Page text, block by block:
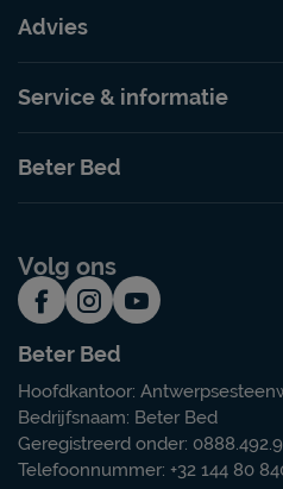
Advies
Service & informatie
Beter Bed
Volg ons
Beter Bed
Hoofdkantoor:
Bedrijfsnaam: Beter Bed
Geregistreerd onder:
Telefoonnummer: +32 144 80